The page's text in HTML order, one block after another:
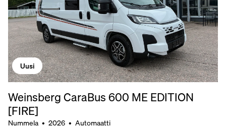
Uusi
Weinsberg CaraBus 600 ME EDITION
[FIRE]
Nummela • 2026 • Automaatti